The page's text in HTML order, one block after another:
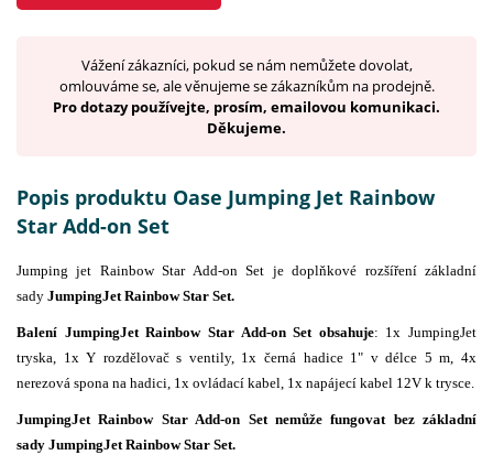
Vážení zákazníci, pokud se nám nemůžete dovolat,
omlouváme se, ale věnujeme se zákazníkům na prodejně.
Pro dotazy používejte, prosím, emailovou komunikaci.
Děkujeme.
Popis produktu Oase Jumping Jet Rainbow
Star Add-on Set
Jumping jet Rainbow Star Add-on Set je doplňkové rozšíření základní
sady JumpingJet Rainbow Star Set.
Balení JumpingJet Rainbow Star Add-on Set obsahuje: 1x JumpingJet
tryska, 1x Y rozdělovač s ventily, 1x černá hadice 1" v délce 5 m,4x
nerezová spona na hadici, 1x ovládací kabel, 1x napájecí kabel 12V k trysce.
JumpingJet Rainbow Star Add-on Set nemůže fungovat bez základní
sady JumpingJet Rainbow Star Set.